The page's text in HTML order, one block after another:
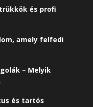
és profi
amely felfedi
– Melyik
és tartós